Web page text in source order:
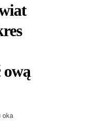
ową
oka